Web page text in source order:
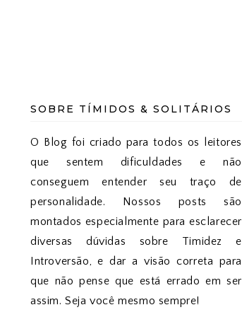
SOBRE TÍMIDOS & SOLITÁRIOS
O Blog foi criado para todos os leitores
que sentem dificuldades e não
conseguem entender seu traço de
personalidade. Nossos posts são
montados especialmente para esclarecer
diversas dúvidas sobre Timidez e
Introversão, e dar a visão correta para
que não pense que está errado em ser
assim. Seja você mesmo sempre!